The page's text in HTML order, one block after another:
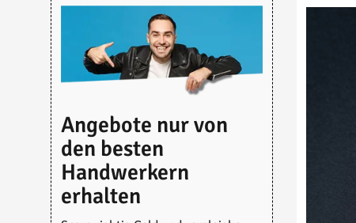
Angebote nur von
den besten
Handwerkern
erhalten